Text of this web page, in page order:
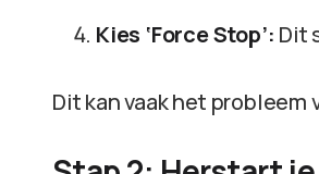
Kies ‘Force Stop’: Dit
Dit kan vaak het